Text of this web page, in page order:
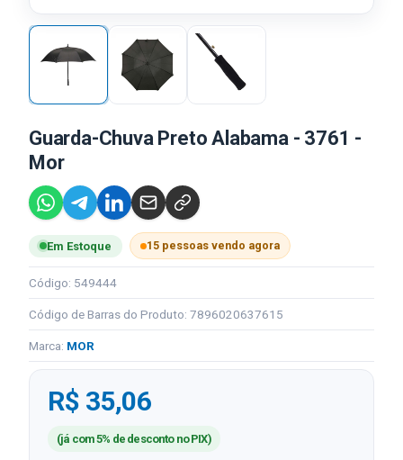
Guarda-Chuva Preto Alabama - 3761 -
Mor
Em Estoque 15 pessoas vendo agora
Código: 549444
Código de Barras do Produto: 7896020637615
Marca: MOR
R$ 35,06
(já com 5% de desconto no PIX)